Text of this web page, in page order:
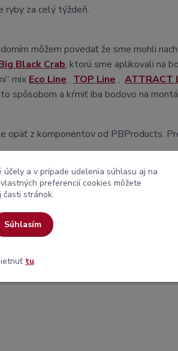
ryby za celý týždeň.
môžem povedať že sme mohli
Black Crab, ktorú sme aplikovali na
mixEco Line,TOP Line,ATTRACT
spôsobom a kŕmiť iba bodovo na
opäť z komponentov od PBProducts.
kapry naposledy možno pred 5 rokmi ak
zahryzol sa do toho a doslova
do nedele doklepal do úspešného
a v prípade udelenia súhlasu aj na
preferencií cookies môžete
časti stránok.
Súhlasím
tu.